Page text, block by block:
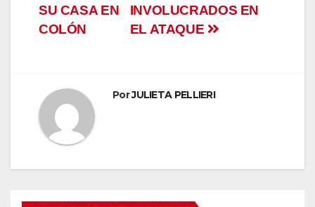
INVOLUCRADOS EN
EL ATAQUE
SU CASA EN
COLÓN
PorJULIETA PELLIERI